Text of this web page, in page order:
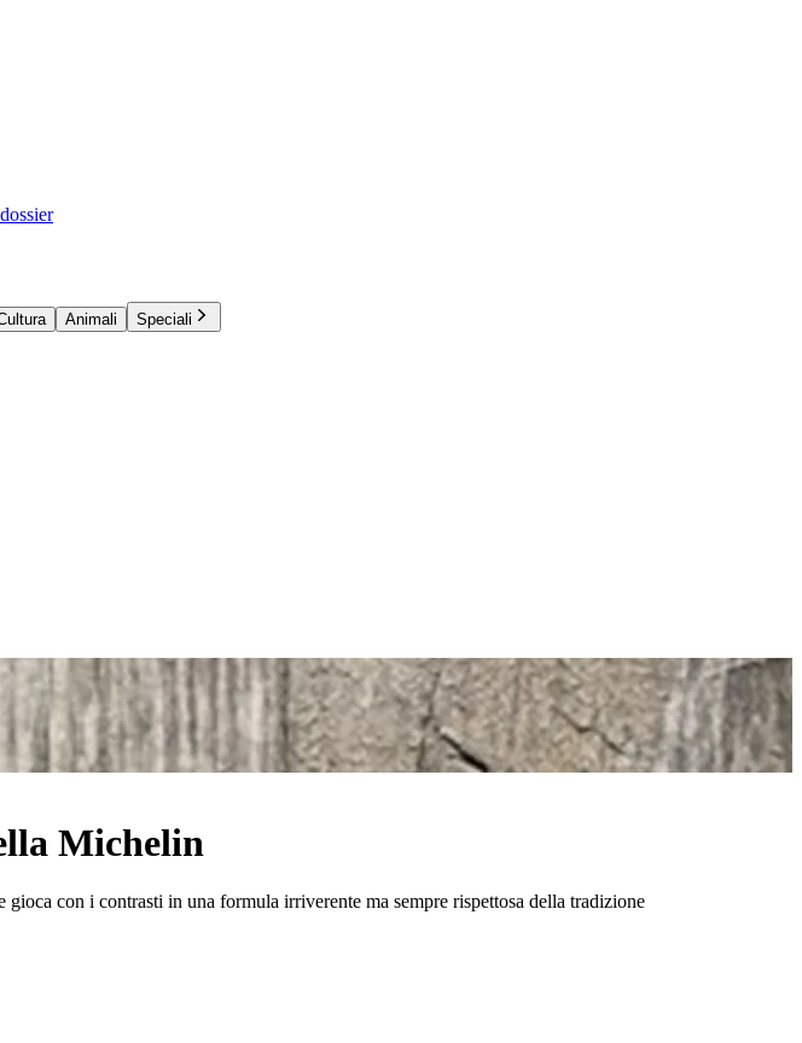
Animali
Speciali
Michelin
con i contrasti in una formula irriverente ma sempre rispettosa della tradizione